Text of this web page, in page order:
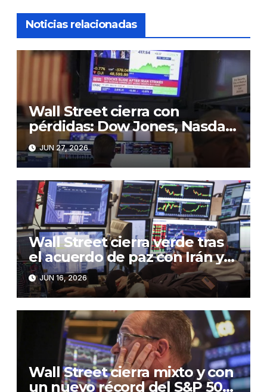
Noticias relacionadas
Wall Street cierra con
pérdidas: Dow Jones, Nasdaq
y S&P 500 retroceden en
jornada de cautela”
JUN 27, 2026
Wall Street cierra verde tras
el acuerdo de paz con Irán y
la caída en el precio del crudo
JUN 16, 2026
Wall Street cierra mixto y con
un nuevo récord del S&P 500,